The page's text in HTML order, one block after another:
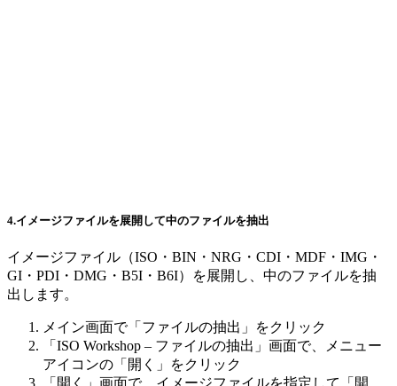
4.イメージファイルを展開して中のファイルを抽出
イメージファイル（ISO・BIN・NRG・CDI・MDF・IMG・
GI・PDI・DMG・B5I・B6I）を展開し、中のファイルを抽
出します。
メイン画面で「ファイルの抽出」をクリック
「ISO Workshop – ファイルの抽出」画面で、メニュー
アイコンの「開く」をクリック